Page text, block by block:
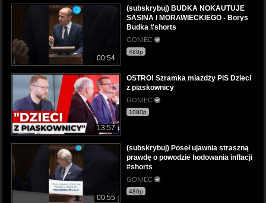
00:54
(subskrybuj) BUDKA NOKAUTUJE
SASINA I MORAWIECKIEGO - Borys
Budka #shorts
GONIEC
480p
13:57
OSTRO! Szramka miażdży PiS Dzieci
z piaskownicy
GONIEC
1080p
00:55
(subskrybuj) Poseł ujawnia straszną
prawdę o powodzie hodowania inflacji
#shorts
GONIEC
480p